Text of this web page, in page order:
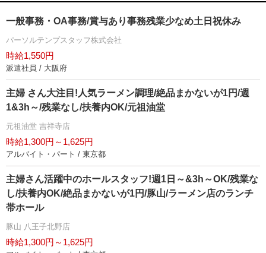
一般事務・OA事務/賞与あり事務残業少なめ土日祝休み
パーソルテンプスタッフ株式会社
時給1,550円
派遣社員 / 大阪府
主婦 さん大注目!人気ラーメン調理/絶品まかないが1円/週
1&3h～/残業なし/扶養内OK/元祖油堂
元祖油堂 吉祥寺店
時給1,300円～1,625円
アルバイト・パート / 東京都
主婦さん活躍中のホールスタッフ!週1日～&3h～OK/残業な
し/扶養内OK/絶品まかないが1円/豚山/ラーメン店のランチ
帯ホール
豚山 八王子北野店
時給1,300円～1,625円